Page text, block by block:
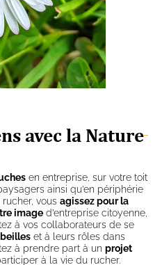
avec la Nature
en entreprise, sur votre toit
ainsi qu’en périphérie
vous agissez pour la
imaged’entreprise citoyenne,
à vos collaborateurs de se
et à leurs rôles dans
à prendre part à un projet
à la vie du rucher.